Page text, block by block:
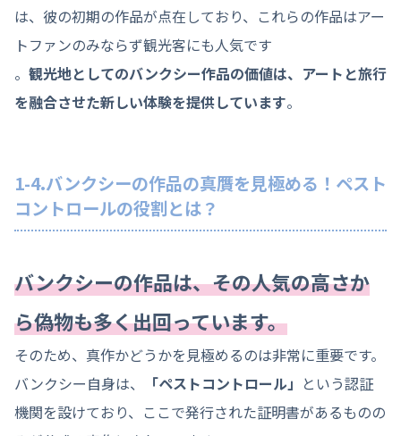
は、彼の初期の作品が点在しており、これらの作品はアー
トファンのみならず観光客にも人気です
。 観光地としてのバンクシー作品の価値は、アートと旅行
を融合させた新しい体験を提供しています。
1-4.バンクシーの作品の真贋を見極める！ペスト
コントロールの役割とは？
バンクシーの作品は、その人気の高さか
ら偽物も多く出回っています。
そのため、真作かどうかを見極めるのは非常に重要です。
バンクシー自身は、
「ペストコントロール」 という認証
機関を設けており、ここで発行された証明書があるものの